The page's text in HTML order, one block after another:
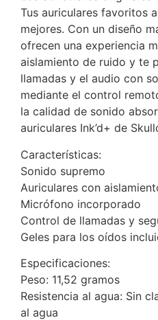
Tus auriculares favoritos
mejores. Con un diseño
ofrecen una experiencia
aislamiento de ruido y te
llamadas y el audio con
mediante el control
la calidad de sonido
auriculares Ink’d+ de
Características:
Sonido supremo
Auriculares con
Micrófono incorporado
Control de llamadas y
Geles para los oídos
Especificaciones:
Peso: 11,52 gramos
Resistencia al agua: Sin
al agua